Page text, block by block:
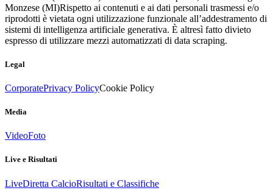
Monzese (MI)Rispetto ai contenuti e ai dati personali trasmessi e/o
riprodotti è vietata ogni utilizzazione funzionale all’addestramento di
sistemi di intelligenza artificiale generativa. È altresì fatto divieto
espresso di utilizzare mezzi automatizzati di data scraping.
Legal
CorporatePrivacy PolicyCookie Policy
Media
VideoFoto
Live e Risultati
LiveDiretta CalcioRisultati e Classifiche